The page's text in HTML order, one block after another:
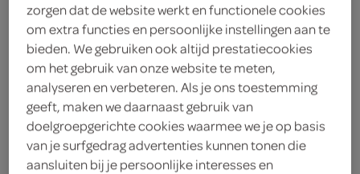
sauzen soepen kruiden,
vegetarisch biologisch
filter (2)
zorgen dat de website werkt en functionele cookies
om extra functies en persoonlijke instellingen aan te
bieden. We gebruiken ook altijd prestatiecookies
om het gebruik van onze website te meten,
analyseren en verbeteren. Als je ons toestemming
geeft, maken we daarnaast gebruik van
doelgroepgerichte cookies waarmee we je op basis
van je surfgedrag advertenties kunnen tonen die
aansluiten bij je persoonlijke interesses en